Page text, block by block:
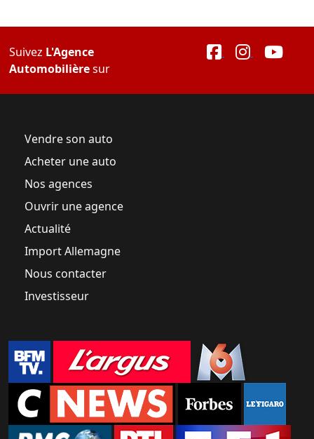
Suivez L'Agence
Automobilièresur
Vendre son auto
Acheter une auto
Nos agences
Ouvrir une agence
Actualité
Import Allemagne
Nous contacter
Investisseur